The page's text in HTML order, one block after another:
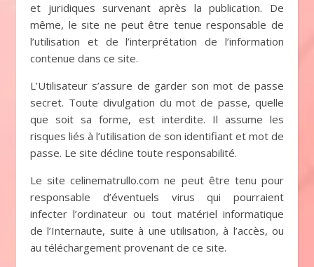
et juridiques survenant après la publication. De
même, le site ne peut être tenue responsable de
l’utilisation et de l’interprétation de l’information
contenue dans ce site.
L’Utilisateur s’assure de garder son mot de passe
secret. Toute divulgation du mot de passe, quelle
que soit sa forme, est interdite. Il assume les
risques liés à l’utilisation de son identifiant et mot de
passe. Le site décline toute responsabilité.
Le site celinematrullo.com ne peut être tenu pour
responsable d’éventuels virus qui pourraient
infecter l’ordinateur ou tout matériel informatique
de l’Internaute, suite à une utilisation, à l’accès, ou
au téléchargement provenant de ce site.